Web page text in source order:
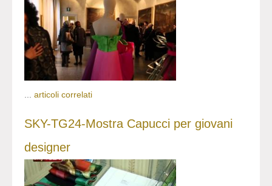
articoli correlati
SKY-TG24-Mostra Capucci per giovani
designer